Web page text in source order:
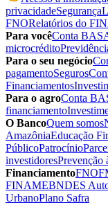
privacidadeSegurança
FNORelatórios do
Para vocêConta
microcrédito
Para o seu negócio
pagamentoSeguros
Financiamentos
Para o agroConta
financiamento
O BancoQuem somos
AmazôniaEducação
PúblicoPatrocínio
investidoresPrevenção
FinanciamentoFNO
FINAMEBNDES
UrbanoPlano Safra